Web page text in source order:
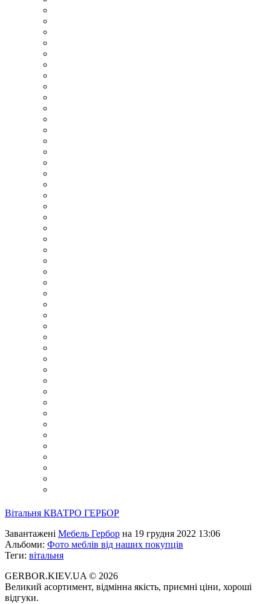
Вітальня КВАТРО ГЕРБОР
Завантажені Мебель Гербор на 19 грудня 2022 13:06
Альбоми: Фото меблів від наших покупців
Теги: вітальня
GERBOR.KIEV.UA © 2026
Великий асортимент, відмінна якість, приємні ціни, хороші
відгуки.